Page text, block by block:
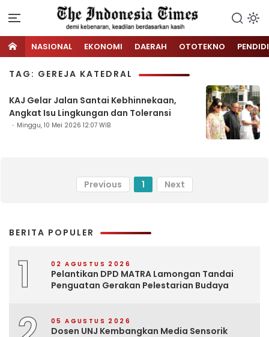
NASIONAL EKONOMI DAERAH OTOTEKNO
TAG: GEREJA KATEDRAL
KAJ Gelar Jalan Santai Kebhinnekaan,
Angkat Isu Lingkungan dan Toleransi
Minggu, 10 Mei 2026 12:07 WIB
Previous 1 Next
BERITA POPULER
1 02 AGUSTUS 2026
Pelantikan DPD MATRA Lamongan Tandai
Penguatan Gerakan Pelestarian Budaya
05 AGUSTUS 2026
Dosen UNJ Kembangkan Media Sensorik